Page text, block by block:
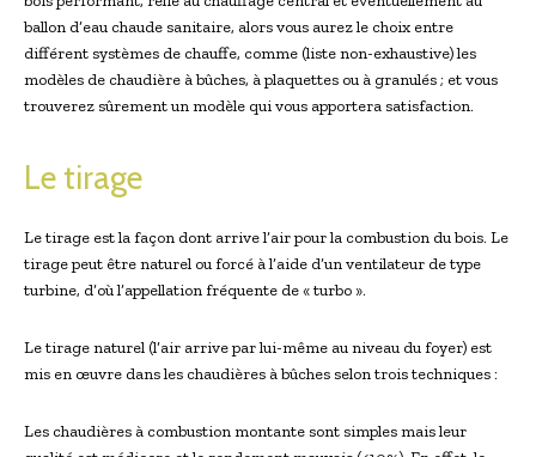
ballon d’eau chaude sanitaire, alors vous aurez le choix entre
différent systèmes de chauffe, comme (liste non-exhaustive) les
modèles de chaudière à bûches, à plaquettes ou à granulés ; et vous
trouverez sûrement un modèle qui vous apportera satisfaction.
Le tirage
Le tirage est la façon dont arrive l’air pour la combustion du bois. Le
tirage peut être naturel ou forcé à l’aide d’un ventilateur de type
turbine, d’où l’appellation fréquente de « turbo ».
Le tirage naturel (l’air arrive par lui-même au niveau du foyer) est
mis en œuvre dans les chaudières à bûches selon trois techniques :
Les chaudières à combustion montante sont simples mais leur